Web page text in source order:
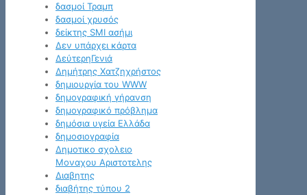
δασμοί Τραμπ
δασμοί χρυσός
δείκτης SMI ασήμι
Δεν υπάρχει κάρτα
ΔεύτερηΓενιά
Δημήτρης Χατζηχρήστος
δημιουργία του WWW
δημογραφική γήρανση
δημογραφικό πρόβλημα
δημόσια υγεία Ελλάδα
δημοσιογραφία
Δημοτικο σχολειο
Μοναχου Αριστοτελης
Διαβητης
διαβήτης τύπου 2